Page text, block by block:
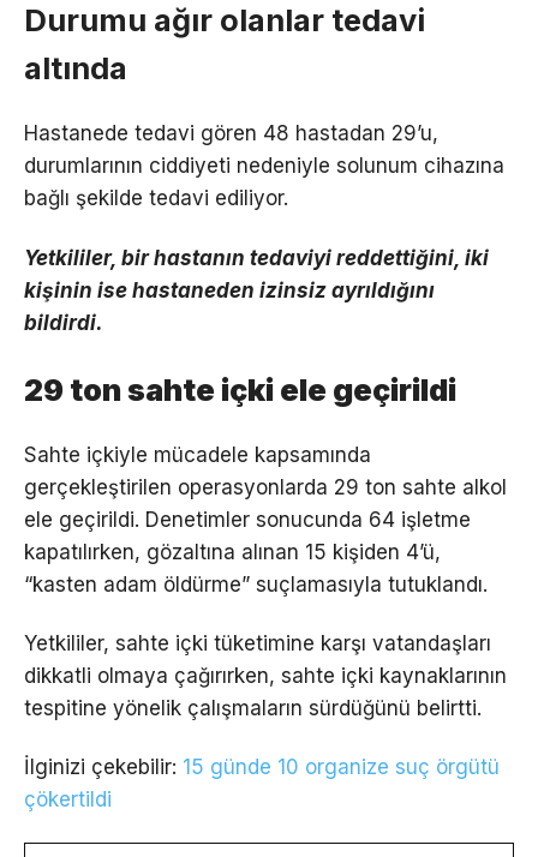
Durumu ağır olanlar tedavi
altında
Hastanede tedavi gören 48 hastadan 29’u,
durumlarının ciddiyeti nedeniyle solunum cihazına
bağlı şekilde tedavi ediliyor.
Yetkililer, bir hastanın tedaviyi reddettiğini, iki
kişinin ise hastaneden izinsiz ayrıldığını
bildirdi.
29 ton sahte içki ele geçirildi
Sahte içkiyle mücadele kapsamında
gerçekleştirilen operasyonlarda 29 ton sahte alkol
ele geçirildi. Denetimler sonucunda 64 işletme
kapatılırken, gözaltına alınan 15 kişiden 4’ü,
“kasten adam öldürme” suçlamasıyla tutuklandı.
Yetkililer, sahte içki tüketimine karşı vatandaşları
dikkatli olmaya çağırırken, sahte içki kaynaklarının
tespitine yönelik çalışmaların sürdüğünü belirtti.
İlginizi çekebilir: 15 günde 10 organize suç örgütü
çökertildi